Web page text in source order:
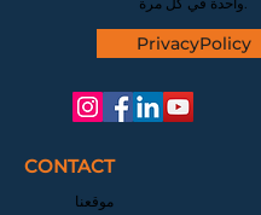
PrivacyPolicy
CONTACT
موقعنا